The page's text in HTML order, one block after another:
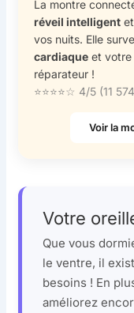
La montre
réveil intelligent
vos nuits. Elle
cardiaque et
réparateur !
⭐⭐⭐⭐☆ 4/5 (11
Voir la
Votre
Que vous
le ventre, il
besoins ! En
améliorez